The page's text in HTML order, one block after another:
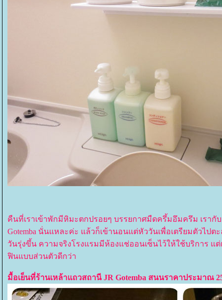
คืนที่เราเข้าพักมีหิมะตกปรอยๆ บรรยกาศมืดครึ้มอึมครึม เรากั
Gotemba นั่นแหละค่ะ แล้วก็เข้านอนแต่หัววันเพื่อเตรียมตัวไปตะลุ
วันรุ่งขึ้น ความจริงโรงแรมมีห้องแช่ออนเซ็นไว้ให้ใช้บริการ แ
ฟินแบบส่วนตัวดีกว่า
มื้อเย็นที่ร้านเหล้าแถวสถานี JR Gotemba สนนราคาประมาณ